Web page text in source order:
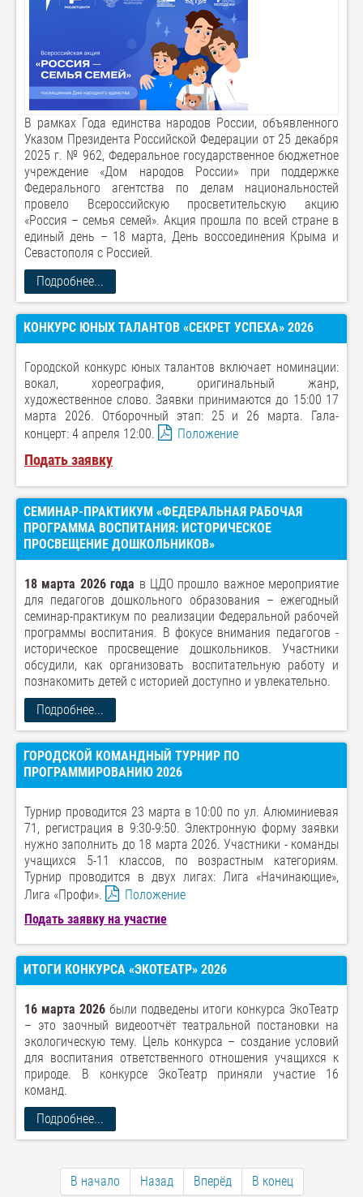
В рамках Года единства народов России, объявленного
Указом Президента Российской Федерации от 25 декабря
2025 г. № 962, Федеральное государственное бюджетное
учреждение «Дом народов России» при поддержке
Федерального агентства по делам национальностей
провело Всероссийскую просветительскую акцию
«Россия – семья семей». Акция прошла по всей стране в
единый день – 18 марта, День воссоединения Крыма и
Севастополя с Россией.
Подробнее...
КОНКУРС ЮНЫХ ТАЛАНТОВ «СЕКРЕТ УСПЕХА» 2026
Городской конкурс юных талантов включает номинации:
вокал, хореография, оригинальный жанр,
художественное слово. Заявки принимаются до 15:00 17
марта 2026. Отборочный этап: 25 и 26 марта. Гала-
концерт: 4 апреля 12:00.
Положение
Подать заявку
СЕМИНАР-ПРАКТИКУМ «ФЕДЕРАЛЬНАЯ РАБОЧАЯ
ПРОГРАММА ВОСПИТАНИЯ: ИСТОРИЧЕСКОЕ
ПРОСВЕЩЕНИЕ ДОШКОЛЬНИКОВ»
18 марта 2026 года в ЦДО прошло важное мероприятие
для педагогов дошкольного образования – ежегодный
семинар-практикум по реализации Федеральной рабочей
программы воспитания. В фокусе внимания педагогов -
историческое просвещение дошкольников. Участники
обсудили, как организовать воспитательную работу и
познакомить детей с историей доступно и увлекательно.
Подробнее...
ГОРОДСКОЙ КОМАНДНЫЙ ТУРНИР ПО
ПРОГРАММИРОВАНИЮ 2026
Турнир проводится 23 марта в 10:00 по ул. Алюминиевая
71, регистрация в 9:30-9:50. Электронную форму заявки
нужно заполнить до 18 марта 2026. Участники - команды
учащихся 5-11 классов, по возрастным категориям.
Турнир проводится в двух лигах: Лига «Начинающие»,
Лига «Профи».
Положение
Подать заявку на участие
ИТОГИ КОНКУРСА «ЭКОТЕАТР» 2026
16 марта 2026 были подведены итоги конкурса ЭкоТеатр
– это заочный видеоотчёт театральной постановки на
экологическую тему. Цель конкурса – создание условий
для воспитания ответственного отношения учащихся к
природе. В конкурсе ЭкоТеатр приняли участие 16
команд.
Подробнее...
В начало Назад Вперёд В конец